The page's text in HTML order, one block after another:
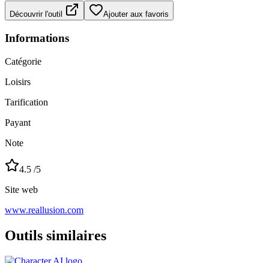
Découvrir l'outil Ajouter aux favoris
Informations
Catégorie
Loisirs
Tarification
Payant
Note
4.5 /5
Site web
www.reallusion.com
Outils similaires